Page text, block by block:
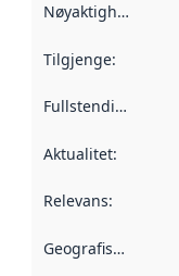
Nøyaktigheit
Tilgjenge:
Fullstendigheit
Aktualitet:
Relevans:
Geografisk område